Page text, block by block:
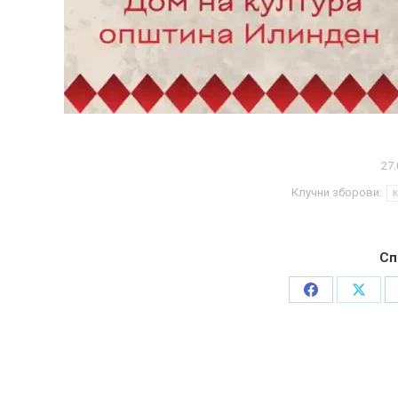
Клучни зборови:
Share
Share